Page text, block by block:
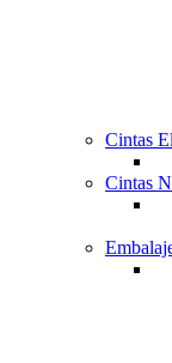
Cintas
Cintas